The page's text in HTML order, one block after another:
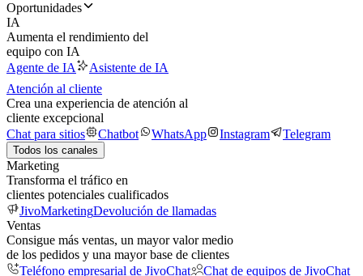
Oportunidades
IA
Aumenta el rendimiento del
equipo con IA
Agente de IA
Asistente de IA
Atención al cliente
Crea una experiencia de atención al
cliente excepcional
Chat para sitios
Chatbot WhatsApp Instagram Telegram
Todos los canales
Marketing
Transforma el tráfico en
clientes potenciales cualificados
JivoMarketingDevolución de llamadas
Ventas
Consigue más ventas, un mayor valor medio
de los pedidos y una mayor base de clientes
Teléfono empresarial de JivoChat
Chat de equipos de JivoChat